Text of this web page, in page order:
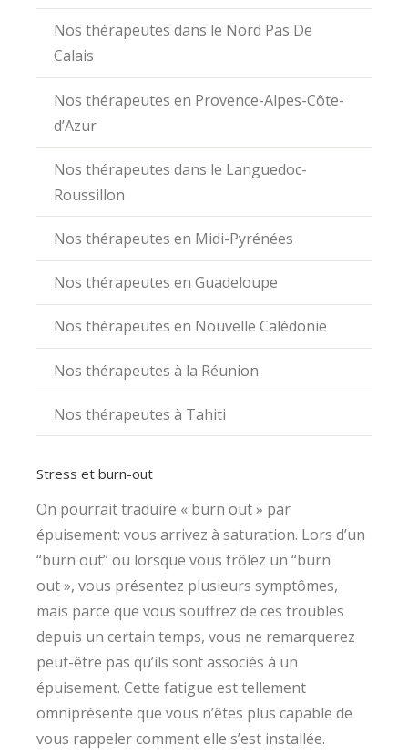
Nos thérapeutes dans le Nord Pas De
Calais
Nos thérapeutes en Provence-Alpes-Côte-
d’Azur
Nos thérapeutes dans le Languedoc-
Roussillon
Nos thérapeutes en Midi-Pyrénées
Nos thérapeutes en Guadeloupe
Nos thérapeutes en Nouvelle Calédonie
Nos thérapeutes à la Réunion
Nos thérapeutes à Tahiti
Stress et burn-out
On pourrait traduire « burn out » par
épuisement: vous arrivez à saturation. Lors d’un
“burn out” ou lorsque vous frôlez un “burn
out », vous présentez plusieurs symptômes,
mais parce que vous souffrez de ces troubles
depuis un certain temps, vous ne remarquerez
peut-être pas qu’ils sont associés à un
épuisement. Cette fatigue est tellement
omniprésente que vous n’êtes plus capable de
vous rappeler comment elle s’est installée.